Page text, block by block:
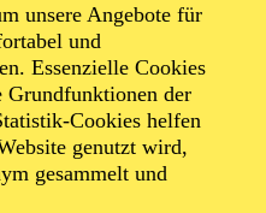
unsere Angebote für
und
Essenzielle Cookies
Grundfunktionen der
Cookies helfen
genutzt wird,
gesammelt und
Preise gewonnen,
Opera" Wettbewerb,
den "Otto Edelmann"
weltbekannten Sängern
dem Bass
Samuel Youn teil und
gelobt.